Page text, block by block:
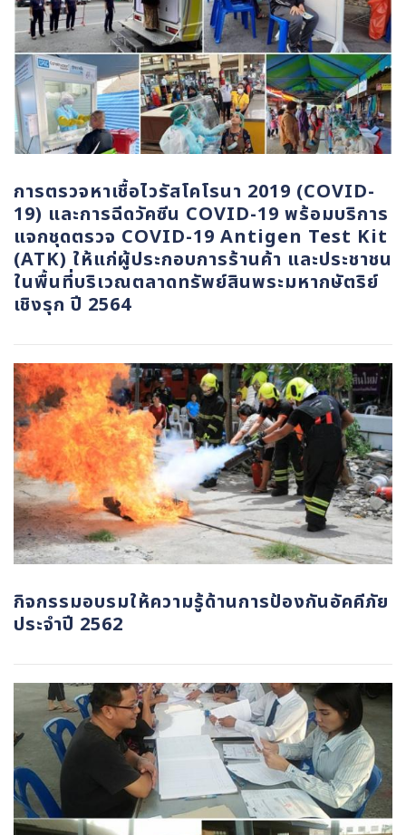
การตรวจหาเชื้อไวรัสโคโรนา 2019 (COVID-
19) และการฉีดวัคซีน COVID-19 พร้อมบริการ
แจกชุดตรวจ COVID-19 Antigen Test Kit
(ATK) ให้แก่ผู้ประกอบการร้านค้า และประชาชน
ในพื้นที่บริเวณตลาดทรัพย์สินพระมหากษัตริย์
เชิงรุก ปี 2564
กิจกรรมอบรมให้ความรู้ด้านการป้องกันอัคคีภัย
ประจำปี 2562